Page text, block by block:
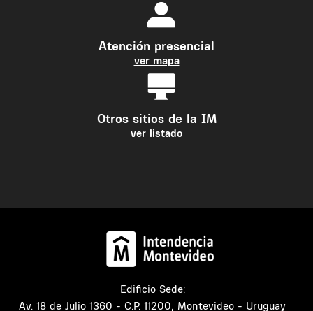
Atención presencial
ver mapa
Otros sitios de la IM
ver listado
Edificio Sede:
Av. 18 de Julio 1360 - C.P. 11200, Montevideo - Uruguay